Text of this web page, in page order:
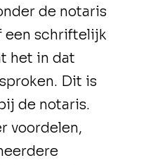
de notaris
een schriftelijk
het in dat
Dit is
de notaris.
voordelen,